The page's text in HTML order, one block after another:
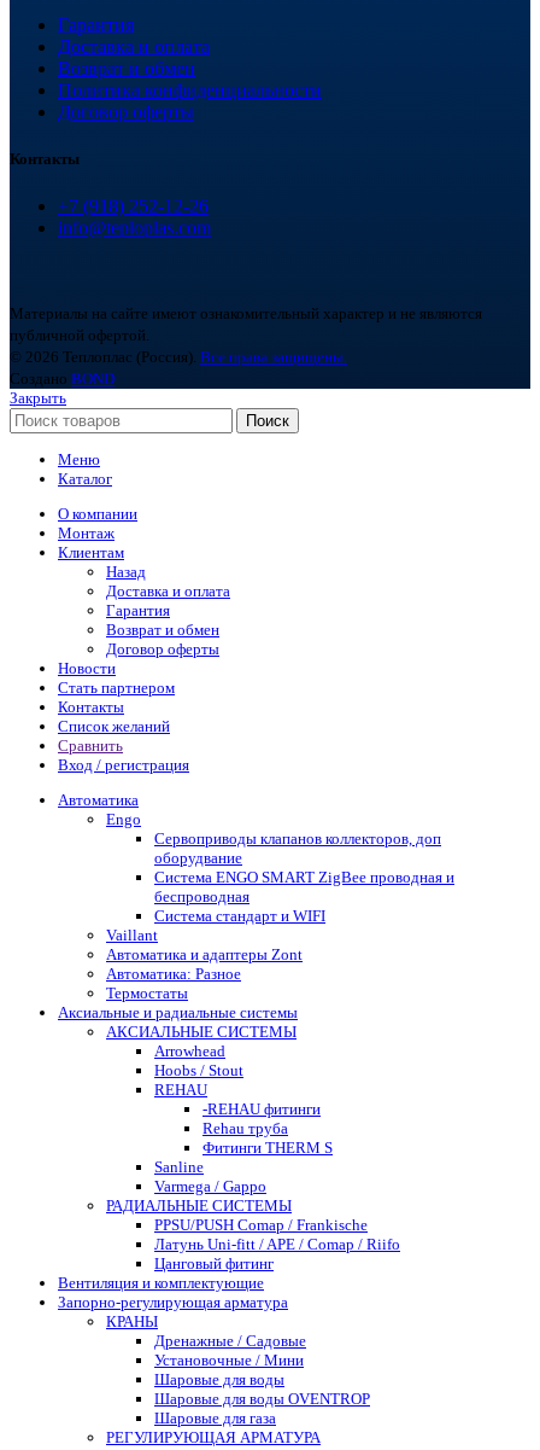
Гарантия
Доставка и оплата
Возврат и обмен
Политика конфиденциальности
Договор оферты
Контакты
+7 (918) 252-12-26
info@teploplas.com
Материалы на сайте имеют ознакомительный характер и не являются
публичной офертой.
© 2026 Теплоплас (Россия). Все права защищены.
Создано BOND
Закрыть
Поиск
Меню
Каталог
О компании
Монтаж
Клиентам
Назад
Доставка и оплата
Гарантия
Возврат и обмен
Договор оферты
Новости
Стать партнером
Контакты
Список желаний
Сравнить
Вход / регистрация
Автоматика
Engo
Сервоприводы клапанов коллекторов, доп
оборудвание
Система ENGO SMART ZigBee проводная и
беспроводная
Система стандарт и WIFI
Vaillant
Автоматика и адаптеры Zont
Автоматика: Разное
Термостаты
Аксиальные и радиальные системы
АКСИАЛЬНЫЕ СИСТЕМЫ
Arrowhead
Hoobs / Stout
REHAU
-REHAU фитинги
Rehau труба
Фитинги THERM S
Sanline
Varmega / Gappo
РАДИАЛЬНЫЕ СИСТЕМЫ
PPSU/PUSH Comap / Frankische
Латунь Uni-fitt / APE / Comap / Riifo
Цанговый фитинг
Вентиляция и комплектующие
Запорно-регулирующая арматура
КРАНЫ
Дренажные / Садовые
Установочные / Мини
Шаровые для воды
Шаровые для воды OVENTROP
Шаровые для газа
РЕГУЛИРУЮЩАЯ АРМАТУРА